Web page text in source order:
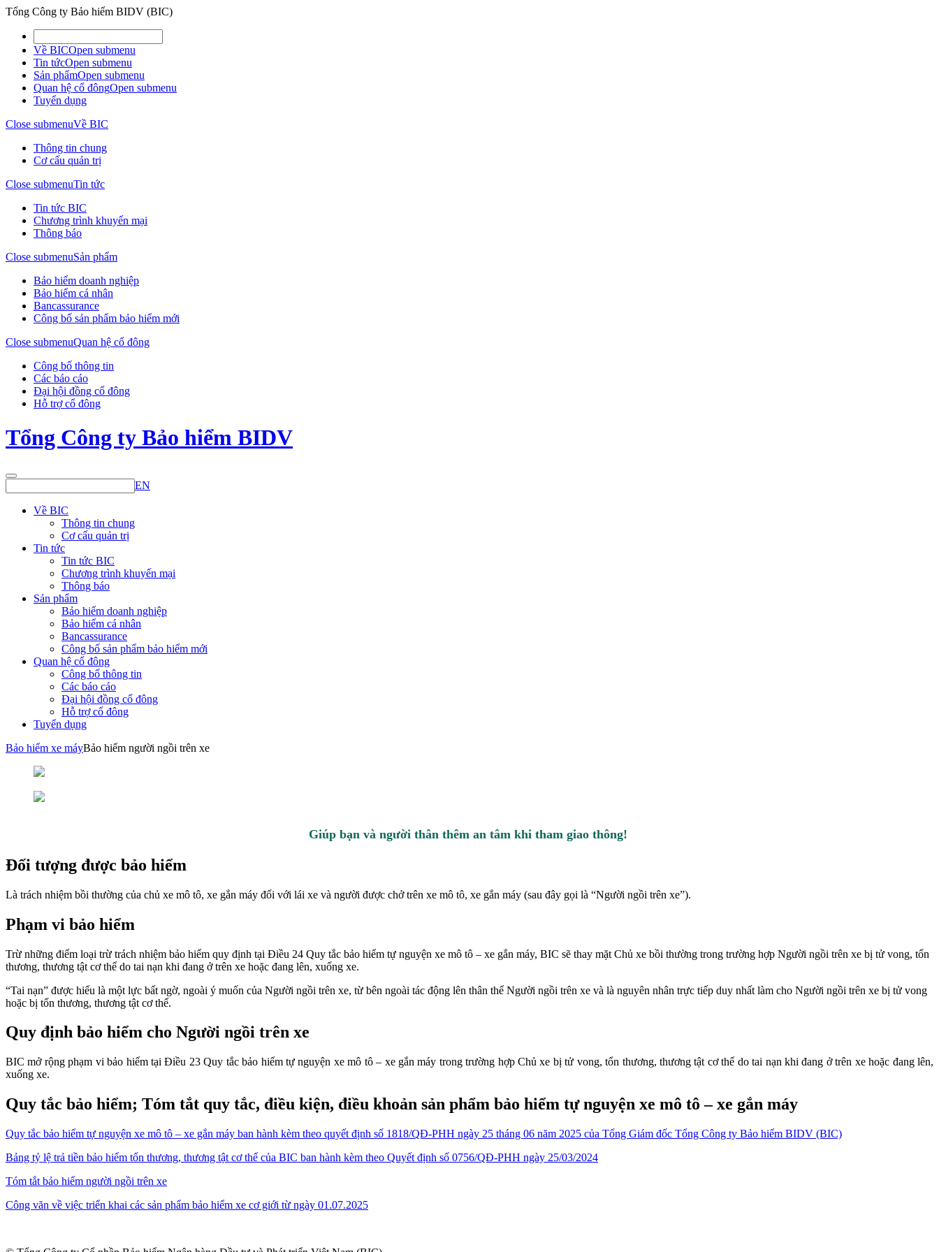
Tổng Công ty Bảo hiểm BIDV (BIC)
Về BICOpen submenu
Tin tứcOpen submenu
Sản phẩmOpen submenu
Quan hệ cổ đôngOpen submenu
Tuyển dụng
Close submenuVề BIC
Thông tin chung
Cơ cấu quản trị
Close submenuTin tức
Tin tức BIC
Chương trình khuyến mại
Thông báo
Close submenuSản phẩm
Bảo hiểm doanh nghiệp
Bảo hiểm cá nhân
Bancassurance
Công bố sản phẩm bảo hiểm mới
Close submenuQuan hệ cổ đông
Công bố thông tin
Các báo cáo
Đại hội đồng cổ đông
Hỗ trợ cổ đông
Tổng Công ty Bảo hiểm BIDV
EN
Về BIC
Thông tin chung
Cơ cấu quản trị
Tin tức
Tin tức BIC
Chương trình khuyến mại
Thông báo
Sản phẩm
Bảo hiểm doanh nghiệp
Bảo hiểm cá nhân
Bancassurance
Công bố sản phẩm bảo hiểm mới
Quan hệ cổ đông
Công bố thông tin
Các báo cáo
Đại hội đồng cổ đông
Hỗ trợ cổ đông
Tuyển dụng
Bảo hiểm xe máyBảo hiểm người ngồi trên xe
Giúp bạn và người thân thêm an tâm khi tham giao thông!
Đối tượng được bảo hiểm
Là trách nhiệm bồi thường của chủ xe mô tô, xe gắn máy đối với lái xe và người được chở trên xe mô tô, xe gắn máy (sau đây gọi là “Người ngồi trên xe”).
Phạm vi bảo hiểm
Trừ những điểm loại trừ trách nhiệm bảo hiểm quy định tại Điều 24 Quy tắc bảo hiểm tự nguyện xe mô tô – xe gắn máy, BIC sẽ thay mặt Chủ xe bồi thường trong trường hợp Người ngồi trên xe bị tử vong, tổn
thương, thương tật cơ thể do tai nạn khi đang ở trên xe hoặc đang lên, xuống xe.
“Tai nạn” được hiểu là một lực bất ngờ, ngoài ý muốn của Người ngồi trên xe, từ bên ngoài tác động lên thân thể Người ngồi trên xe và là nguyên nhân trực tiếp duy nhất làm cho Người ngồi trên xe bị tử vong
hoặc bị tổn thương, thương tật cơ thể.
Quy định bảo hiểm cho Người ngồi trên xe
BIC mở rộng phạm vi bảo hiểm tại Điều 23 Quy tắc bảo hiểm tự nguyện xe mô tô – xe gắn máy trong trường hợp Chủ xe bị tử vong, tổn thương, thương tật cơ thể do tai nạn khi đang ở trên xe hoặc đang lên,
xuống xe.
Quy tắc bảo hiểm; Tóm tắt quy tắc, điều kiện, điều khoản sản phẩm bảo hiểm tự nguyện xe mô tô – xe gắn máy
Quy tắc bảo hiểm tự nguyện xe mô tô – xe gắn máy ban hành kèm theo quyết định số 1818/QĐ-PHH ngày 25 tháng 06 năm 2025 của Tổng Giám đốc Tổng Công ty Bảo hiểm BIDV (BIC)
Bảng tỷ lệ trả tiền bảo hiểm tổn thương, thương tật cơ thể của BIC ban hành kèm theo Quyết định số 0756/QĐ-PHH ngày 25/03/2024
Tóm tắt bảo hiểm người ngồi trên xe
Công văn về việc triển khai các sản phẩm bảo hiểm xe cơ giới từ ngày 01.07.2025